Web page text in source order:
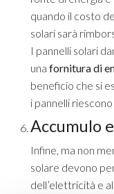
quando il costo
solari sarà
I pannelli solari
una fornitura di
beneficio che si
i pannelli
Accumulo
Infine, ma non
solare devono
dell’elettricità e